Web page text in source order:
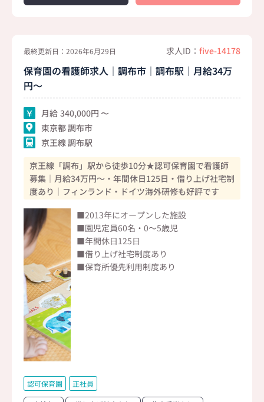
最終更新日：2026年6月29日 求人ID： five-14178
保育園の看護師求人｜調布市｜調布駅｜月給34万
円～
月給 340,000
東京都 調布市
京王線 調布駅
京王線「調布」駅から徒歩10分★認可保育園で看護師
募集｜月給34万円～・年間休日125日・借り上げ社宅制
度あり｜フィンランド・ドイツ海外研修も好評です
■2013年にオープンした施設
■園児定員60名・0～5歳児
■年間休日125日
■借り上げ社宅制度あり
■保育所優先利用制度あり
認可保育園 正社員